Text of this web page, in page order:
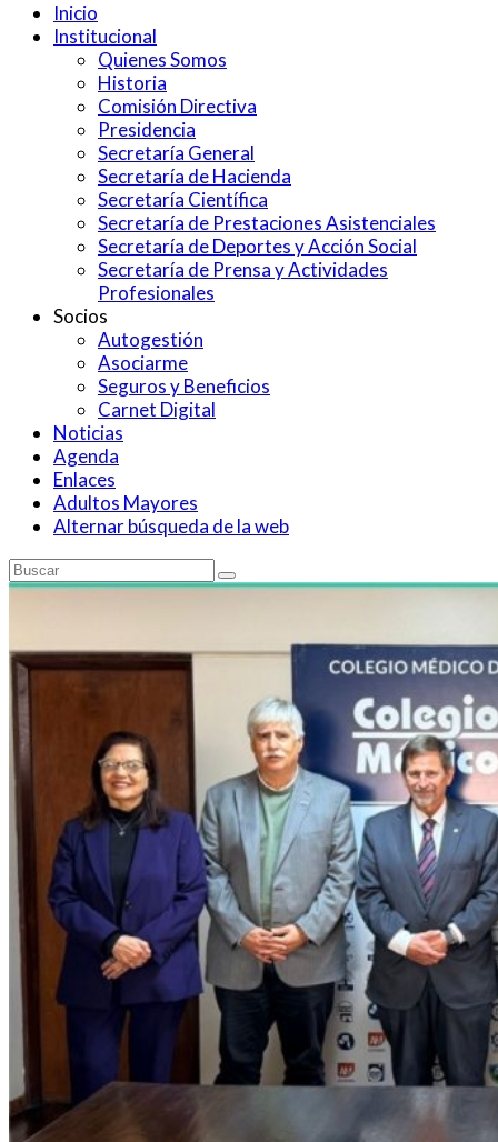
Inicio
Institucional
Quienes Somos
Historia
Comisión Directiva
Presidencia
Secretaría General
Secretaría de Hacienda
Secretaría Científica
Secretaría de Prestaciones Asistenciales
Secretaría de Deportes y Acción Social
Secretaría de Prensa y Actividades
Profesionales
Socios
Autogestión
Asociarme
Seguros y Beneficios
Carnet Digital
Noticias
Agenda
Enlaces
Adultos Mayores
Alternar búsqueda de la web